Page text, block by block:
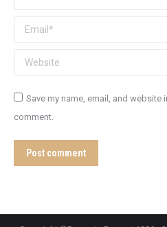
Email *
Website
Save my name, email, and website
comment.
Post comment